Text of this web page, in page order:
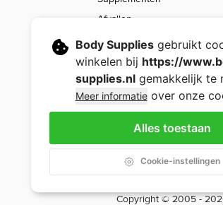
Afvallen
Voeding
Sport Gear
Sale
Copyright © 2005 -
Body Suppliesgebruikt
winkelen bij https://
supplies.nlgemakkelijk te
Meer informatieover onze
Alles toestaan
Cookie-instellingen